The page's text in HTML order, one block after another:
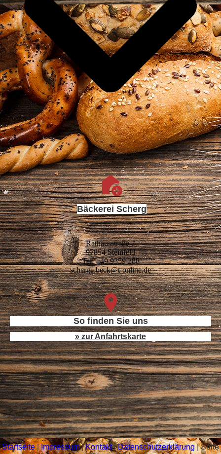
Bäckerei Scherg
Rathausstraße 7
97854 Steinfeld
Tel: +49 9359 288
scherge.beck@t-online.de
So finden Sie uns
» zur Anfahrtskarte
Startseite|Impressum|Kontakt|Datenschutzerklärung|Seite